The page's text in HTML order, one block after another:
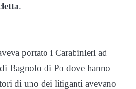
.
portato i Carabinieri ad
Bagnolo di Po dove hanno
di uno dei litiganti avevano